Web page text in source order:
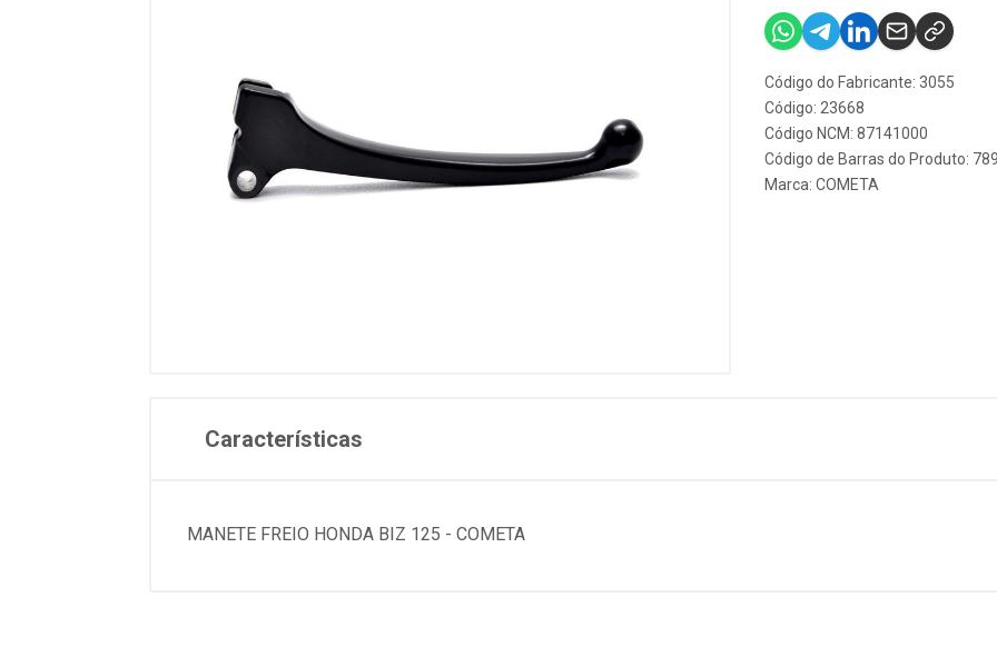
Código do Fabricante: 3055
Código: 23668
Código NCM: 87141000
Código de Barras do Produto:
Marca: COMETA
Características
MANETE FREIO HONDA BIZ 125 - COMETA